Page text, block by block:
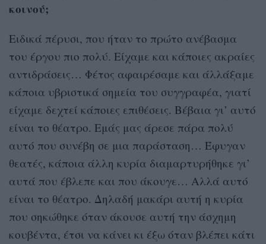
κοινού;
Ειδικά πέρυσι, που ήταν το πρώτο ανέβασμα
του έργου πιο πολύ. Είχαμε και κάποιες ακραίες
αντιδράσεις… Φέτος αφαιρέσαμε και άλλάξαμε
κάποια υβριστικά σημεία του συγγραφέα, γιατί
είχαμε δεχτεί κάποιες επιθέσεις. Βέβαια γι’ αυτό
είναι το θέατρο. Εμάς μας άρεσε πάρα πολύ
αυτό που συνέβη σε μια παράσταση… Έφυγαν
θεατές, κάποια άλλη κυρία διαμαρτυρήθηκε γι’
αυτά που έβλεπε και που άκουγε… Αλλά αυτό
είναι το θέατρο. Δηλαδή μακάρι αυτή η κυρία
που σηκώθηκε όταν άκουσε αυτή την άσχημη
κουβέντα, έτσι να κάνει κι έξω όταν βλέπει κάτι